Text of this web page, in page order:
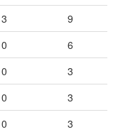
3
9
0
6
0
3
0
3
0
3